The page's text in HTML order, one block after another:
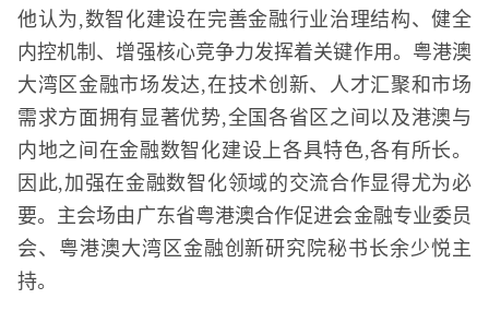
他认为,数智化建设在完善金融行业治理结构、健全
内控机制、增强核心竞争力发挥着关键作用。粤港澳
大湾区金融市场发达,在技术创新、人才汇聚和市场
需求方面拥有显著优势,全国各省区之间以及港澳与
内地之间在金融数智化建设上各具特色,各有所长。
因此,加强在金融数智化领域的交流合作显得尤为必
要。主会场由广东省粤港澳合作促进会金融专业委员
会、粤港澳大湾区金融创新研究院秘书长余少悦主
持。